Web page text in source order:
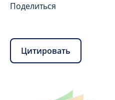
Поделиться
Цитировать